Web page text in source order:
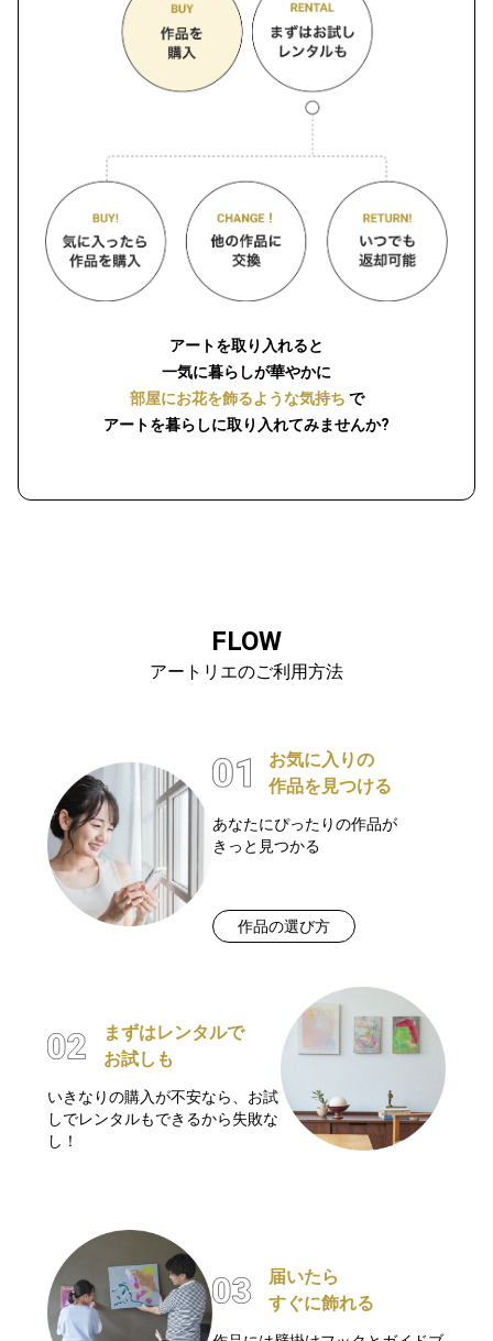
アートを取り入れると
一気に暮らしが華やかに
部屋にお花を飾るような気持ち で
アートを暮らしに取り入れてみませんか?
FLOW
アートリエのご利用方法
お気に入りの
作品を見つける
あなたにぴったりの作品が
きっと見つかる
作品の選び方
まずはレンタルで
お試しも
いきなりの購入が不安なら、お試
しでレンタルもできるから失敗な
し！
届いたら
すぐに飾れる